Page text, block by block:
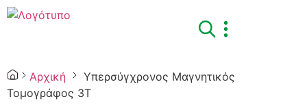
Αρχική
Υπερσύγχρονος Μαγνητικός
Τομογράφος 3Τ